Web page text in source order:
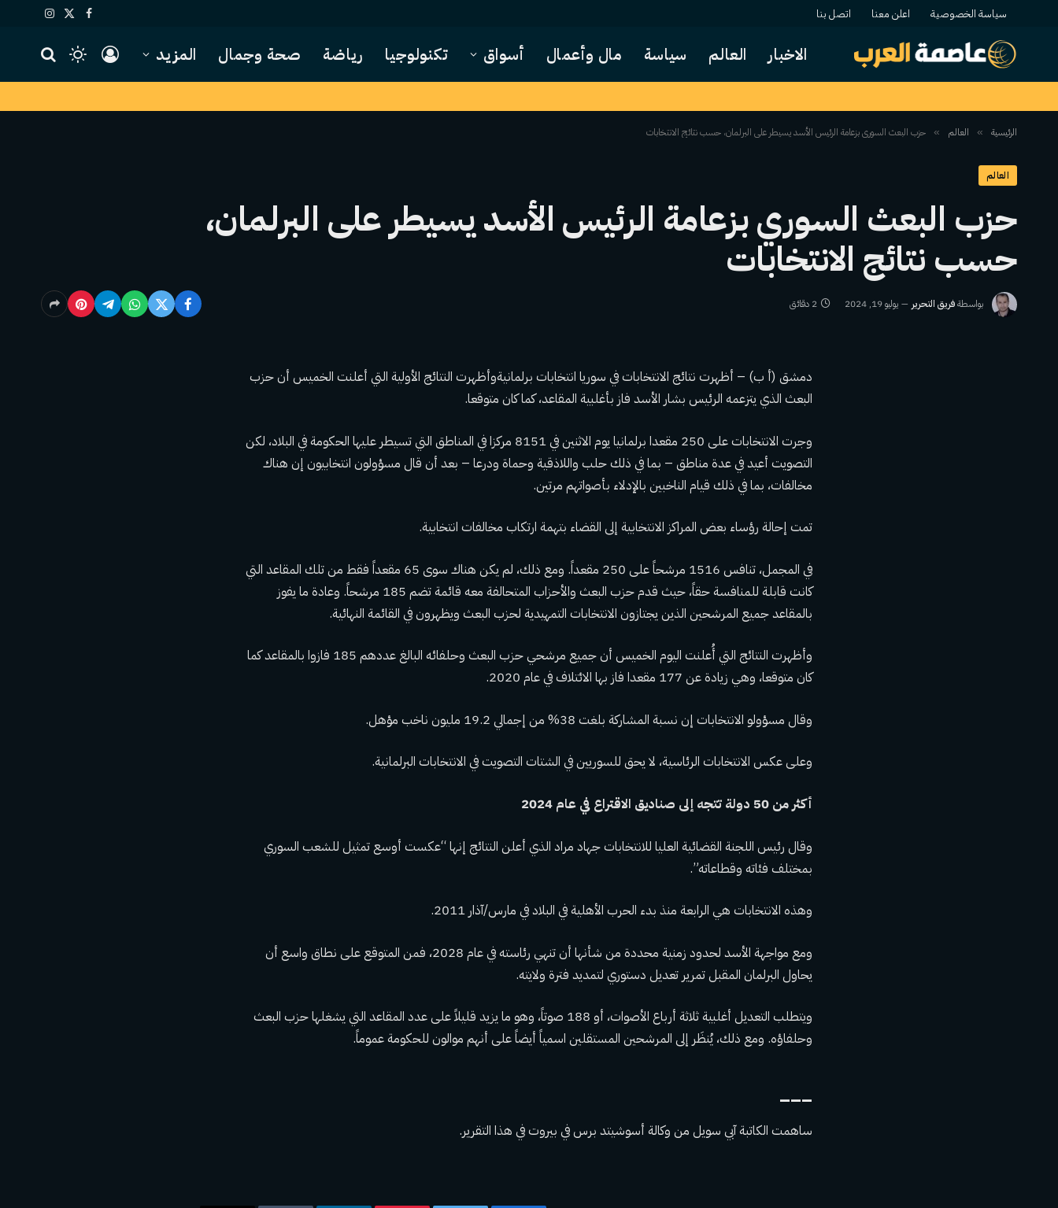
سياسة الخصوصية اعلن معنا اتصل بنا فيسبوك
X
الانستغرام
الاخبار العالم سياسة مال وأعمال أسواق تكنولوجيا رياضة صحة وجمال المزيد
الرئيسية » العالم » حزب البعث السوري بزعامة الرئيس الأسد يسيطر على البرلمان، حسب نتائج الانتخابات
العالم
حزب البعث السوري بزعامة الرئيس الأسد يسيطر على البرلمان،
حسب نتائج الانتخابات
بواسطةفريق التحرير يوليو 19, 2024 2 دقائق
دمشق (أ ب) – أظهرت نتائج الانتخابات في سوريا انتخابات برلمانيةوأظهرت النتائج الأولية التي أعلنت الخميس أن حزب
البعث الذي يتزعمه الرئيس بشار الأسد فاز بأغلبية المقاعد، كما كان متوقعا.
وجرت الانتخابات على 250 مقعدا برلمانيا يوم الاثنين في 8151 مركزا في المناطق التي تسيطر عليها الحكومة في البلاد، لكن
التصويت أعيد في عدة مناطق – بما في ذلك حلب واللاذقية وحماة ودرعا – بعد أن قال مسؤولون انتخابيون إن هناك
مخالفات، بما في ذلك قيام الناخبين بالإدلاء بأصواتهم مرتين.
تمت إحالة رؤساء بعض المراكز الانتخابية إلى القضاء بتهمة ارتكاب مخالفات انتخابية.
في المجمل، تنافس 1516 مرشحاً على 250 مقعداً. ومع ذلك، لم يكن هناك سوى 65 مقعداً فقط من تلك المقاعد التي
كانت قابلة للمنافسة حقاً، حيث قدم حزب البعث والأحزاب المتحالفة معه قائمة تضم 185 مرشحاً. وعادة ما يفوز
بالمقاعد جميع المرشحين الذين يجتازون الانتخابات التمهيدية لحزب البعث ويظهرون في القائمة النهائية.
وأظهرت النتائج التي أُعلنت اليوم الخميس أن جميع مرشحي حزب البعث وحلفائه البالغ عددهم 185 فازوا بالمقاعد كما
كان متوقعا، وهي زيادة عن 177 مقعدا فاز بها الائتلاف في عام 2020.
وقال مسؤولو الانتخابات إن نسبة المشاركة بلغت 38% من إجمالي 19.2 مليون ناخب مؤهل.
وعلى عكس الانتخابات الرئاسية، لا يحق للسوريين في الشتات التصويت في الانتخابات البرلمانية.
أكثر من 50 دولة تتجه إلى صناديق الاقتراع في عام 2024
وقال رئيس اللجنة القضائية العليا للانتخابات جهاد مراد الذي أعلن النتائج إنها “عكست أوسع تمثيل للشعب السوري
بمختلف فئاته وقطاعاته”.
وهذه الانتخابات هي الرابعة منذ بدء الحرب الأهلية في البلاد في مارس/آذار 2011.
ومع مواجهة الأسد لحدود زمنية محددة من شأنها أن تنهي رئاسته في عام 2028، فمن المتوقع على نطاق واسع أن
يحاول البرلمان المقبل تمرير تعديل دستوري لتمديد فترة ولايته.
ويتطلب التعديل أغلبية ثلاثة أرباع الأصوات، أو 188 صوتاً، وهو ما يزيد قليلاً على عدد المقاعد التي يشغلها حزب البعث
وحلفاؤه. ومع ذلك، يُنظَر إلى المرشحين المستقلين اسمياً أيضاً على أنهم موالون للحكومة عموماً.
ساهمت الكاتبة آبي سويل من وكالة أسوشيتد برس في بيروت في هذا التقرير.